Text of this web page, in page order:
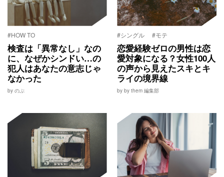
#HOW TO
検査は「異常なし」なの
に、なぜかシンドい…の
犯人はあなたの意志じゃ
なかった
by のぶ
#シングル #モテ
恋愛経験ゼロの男性は恋
愛対象になる？女性100人
の声から見えたスキとキ
ライの境界線
by by them 編集部